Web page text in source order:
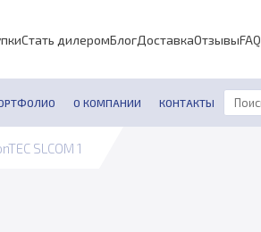
Стать дилеромБлогДоставкаОтзывыFAQ
О КОМПАНИИ КОНТАКТЫ
SLCOM 1